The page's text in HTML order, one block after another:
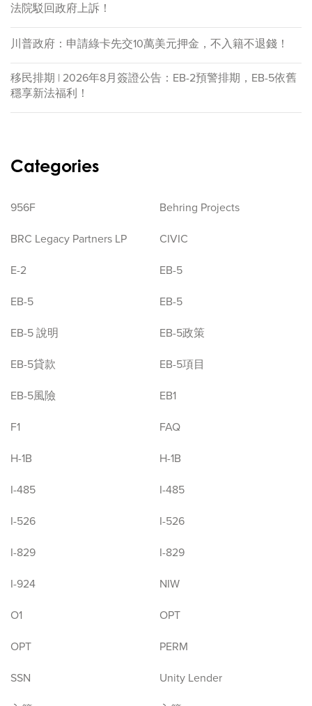
法院駁回政府上訴！
川普政府：申請綠卡先交10萬美元押金，不入籍不退錢！
移民排期 | 2026年8月簽證公告：EB-2預警排期，EB-5依舊
穩享新法福利！
Categories
956F
Behring Projects
BRC Legacy Partners LP
CIVIC
E-2
EB-5
EB-5
EB-5
EB-5 說明
EB-5政策
EB-5貸款
EB-5項目
EB-5風險
EB1
F1
FAQ
H-1B
H-1B
I-485
I-485
I-526
I-526
I-829
I-829
I-924
NIW
O1
OPT
OPT
PERM
SSN
Unity Lender